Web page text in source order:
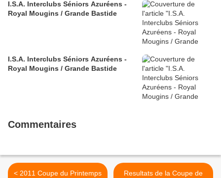
I.S.A. Interclubs Séniors Azuréens -
Royal Mougins / Grande Bastide
I.S.A. Interclubs Séniors Azuréens -
Royal Mougins / Grande Bastide
Commentaires
< 2011 Coupe du Printemps
Resultats de la Coupe de